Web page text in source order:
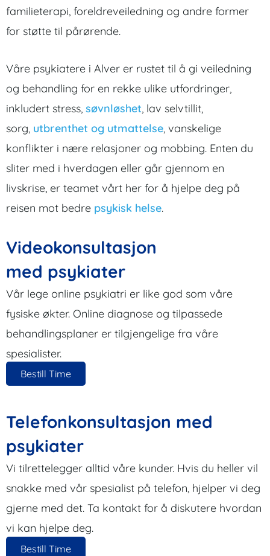
familieterapi, foreldreveiledning og andre former
for støtte til pårørende.
Våre psykiatere i Alver er rustet til å gi veiledning
og behandling for en rekke ulike utfordringer,
inkludert stress, søvnløshet, lav selvtillit,
sorg, utbrenthet og utmattelse, vanskelige
konflikter i nære relasjoner og mobbing. Enten du
sliter med i hverdagen eller går gjennom en
livskrise, er teamet vårt her for å hjelpe deg på
reisen mot bedre psykisk helse.
Videokonsultasjon
med psykiater
Vår lege online psykiatri er like god som våre
fysiske økter. Online diagnose og tilpassede
behandlingsplaner er tilgjengelige fra våre
spesialister.
Bestill Time
Telefonkonsultasjon med
psykiater
Bestill Time
Vi tilrettelegger alltid våre kunder. Hvis du heller vil
snakke med vår spesialist på telefon, hjelper vi deg
gjerne med det. Ta kontakt for å diskutere hvordan
vi kan hjelpe deg.